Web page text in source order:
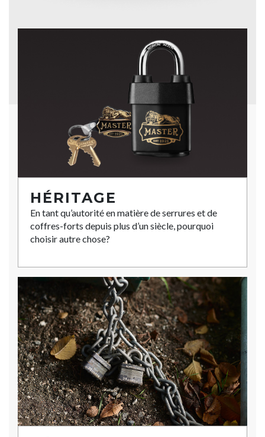
HÉRITAGE
En tant qu’autorité en matière de serrures et de
coffres-forts depuis plus d’un siècle, pourquoi
choisir autre chose?